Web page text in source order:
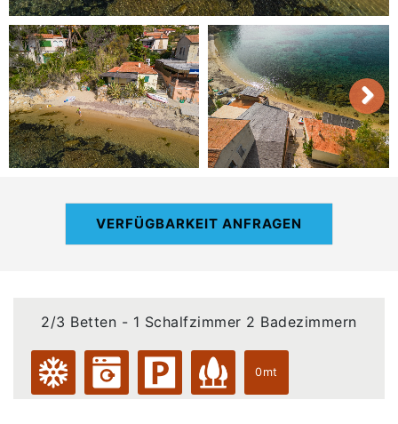
VERFÜGBARKEIT ANFRAGEN
2/3 Betten - 1 Schalfzimmer 2 Badezimmern
0mt